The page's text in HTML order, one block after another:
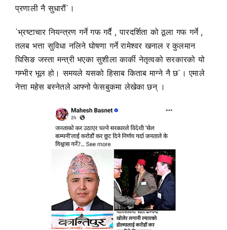
प्रणाली नै सुधारौं`।
´भ्रष्टाचार नियन्त्रण गर्ने गफ गर्दै , पारदर्शिता को ठूला गफ गर्ने ,
तलब भत्ता सुविधा नलिने घोषणा गर्ने रामेश्वर खनाल र कुलमान
घिसिङ जस्ता मन्त्री भएका सुशीला कार्की नेतृत्वको सरकारको यो
गम्भीर भूल हो। समयले यसको हिसाब किताब माग्ने नै छ`। एमाले
नेत्ता महेस बस्नेतले आफ्नो फेसबुकमा लेखेका छन् ।